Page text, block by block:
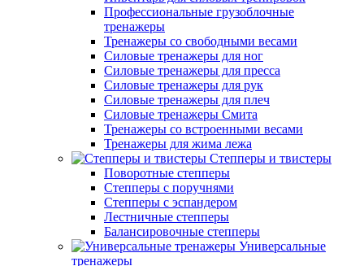
Профессиональные грузоблочные
тренажеры
Тренажеры со свободными весами
Силовые тренажеры для ног
Силовые тренажеры для пресса
Силовые тренажеры для рук
Силовые тренажеры для плеч
Силовые тренажеры Смита
Тренажеры со встроенными весами
Тренажеры для жима лежа
Степперы и твистеры
Поворотные степперы
Степперы с поручнями
Степперы с эспандером
Лестничные степперы
Балансировочные степперы
Универсальные
тренажеры